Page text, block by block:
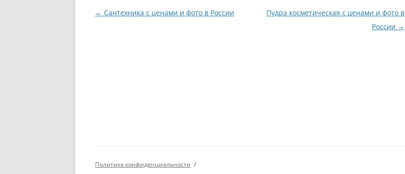
Навигация
← Сантехника с ценами и фото в России
Пудра косметическая с ценами и фото в
России →
Политика конфиденциальности